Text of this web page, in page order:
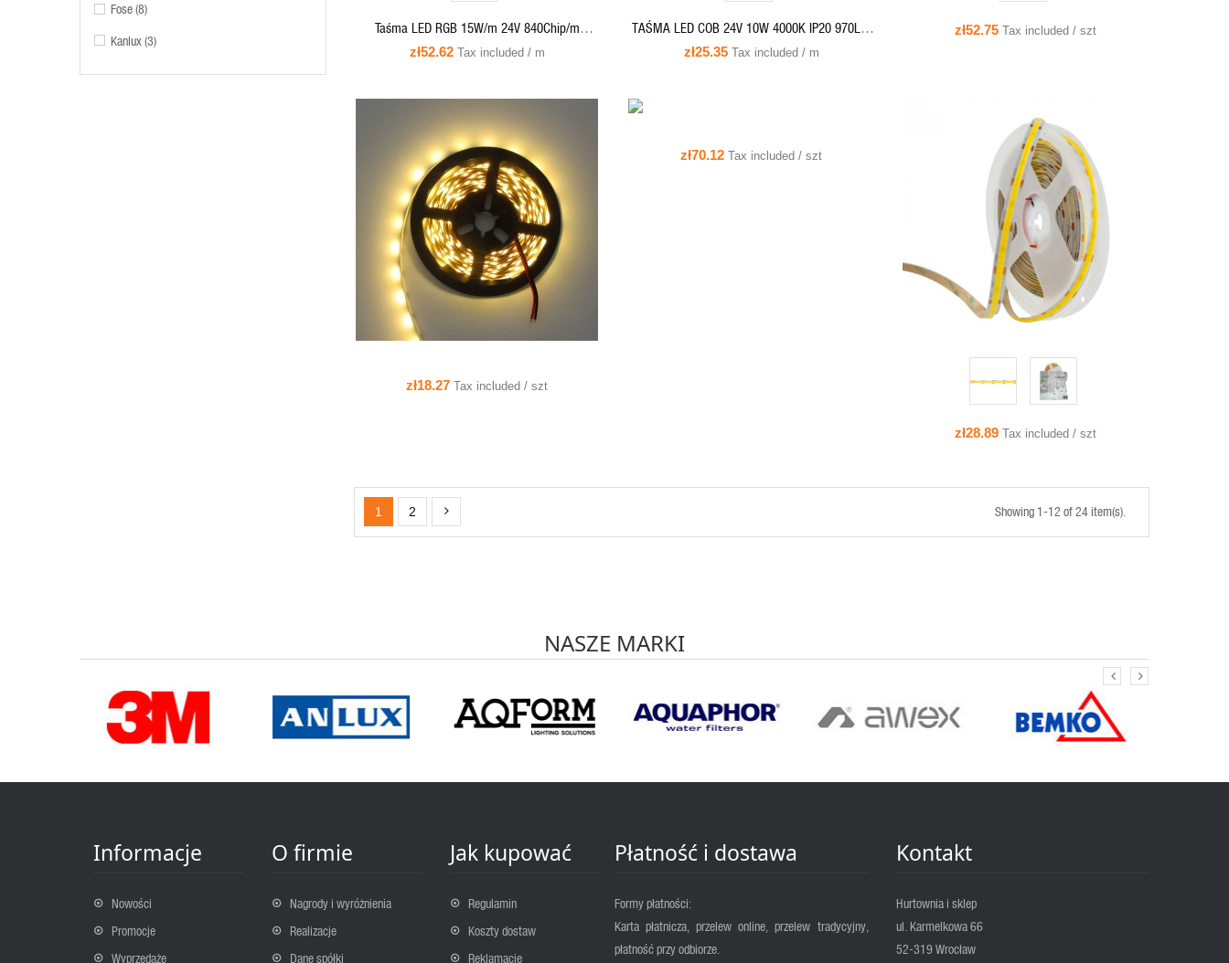
Fose(8)
Kanlux(3)
Taśma LED RGB 15W/m 24V 840Chip/m
kolorowa COB-840-RGB-24
zł52.62 Tax included / m
TAŚMA LED COB 24V 10W 4000K IP20 970LM
RA90 8MM biała-neutralna COB-480-NW-24
zł25.35 Tax included / m
zł52.75 Tax included / szt
QUICK VIEW
zł18.27 Tax included / szt
zł70.12 Tax included / szt
QUICK VIEW
zł28.89 Tax included / szt
1 2 Showing 1-12 of 24 item(s).
NASZE MARKI
Informacje
Nowości
Promocje
Wyprzedaże
O firmie
Nagrody i wyróżnienia
Realizacje
Dane spółki
Jak kupować
Regulamin
Koszty dostaw
Reklamacje
Płatność i dostawa
Formy płatności:
Karta płatnicza, przelew online, przelew tradycyjny,
płatność przy odbiorze.
Kontakt
Hurtownia i sklep
ul. Karmelkowa 66
52-319 Wrocław